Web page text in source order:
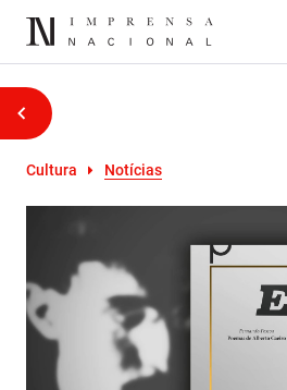
Cultura Notícias